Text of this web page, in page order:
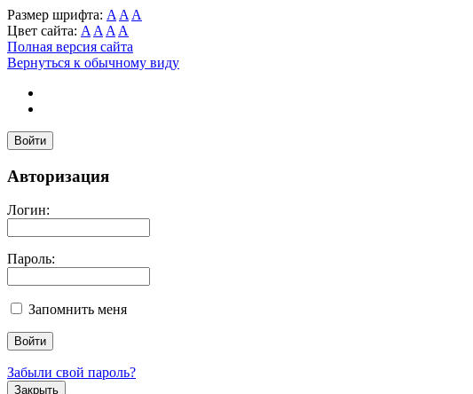
Размер шрифта: A A A
Цвет сайта: A A A A
Полная версия сайта
Вернуться к обычному виду
Войти
Авторизация
Логин:
Пароль:
Запомнить меня
Забыли свой пароль?
Закрыть